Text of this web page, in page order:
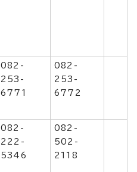
082-
253-
6771
082-
253-
6772
082-
222-
5346
082-
502-
2118